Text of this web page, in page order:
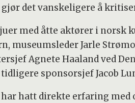
det vanskeligere å
med åtte aktører i norsk
museumsleder Jarle
Agnete Haaland ved
sponsorsjef Jacob
har hatt direkte erfaring